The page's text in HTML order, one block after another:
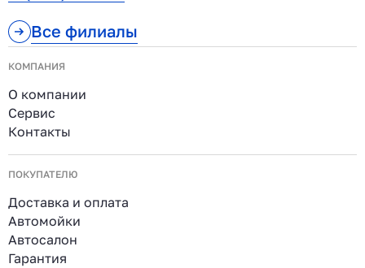
Все филиалы
КОМПАНИЯ
О компании
Сервис
Контакты
ПОКУПАТЕЛЮ
Доставка и оплата
Автомойки
Автосалон
Гарантия